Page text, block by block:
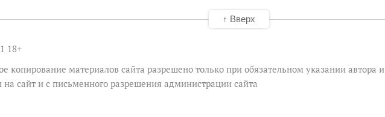
18+
копирование материалов сайта разрешено только при обязательном указании автора и
сайт и с письменного разрешения администрации сайта
↑ Вверх